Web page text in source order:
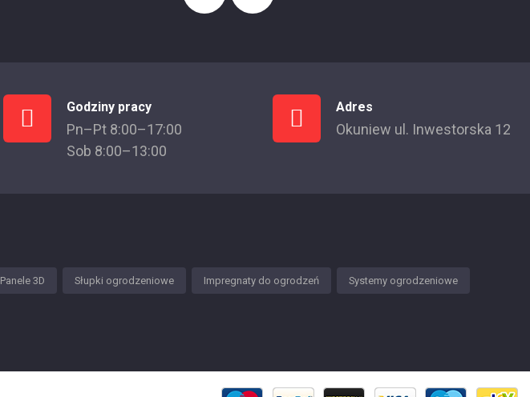
Godziny pracy
Pn–Pt 8:00–17:00
Sob 8:00–13:00
Adres
Okuniew ul. Inwestorska 12
Panele 3D Słupki ogrodzeniowe Impregnaty do ogrodzeń Systemy ogrodzeniowe